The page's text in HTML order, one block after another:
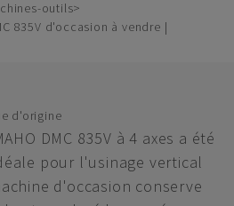
outils
835V d'occasion à vendre |
d'origine
DMC 835V à 4 axes a été
pour l'usinage vertical
d'occasion conserve